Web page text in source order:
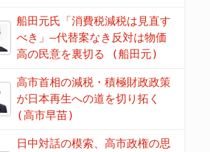
船田元氏「消費税減税は見直す
べき」―代替案なき反対は物価
高の民意を裏切る (船田元)
高市首相の減税・積極財政政策
が日本再生への道を切り拓く
(高市早苗)
日中対話の模索、高市政権の思